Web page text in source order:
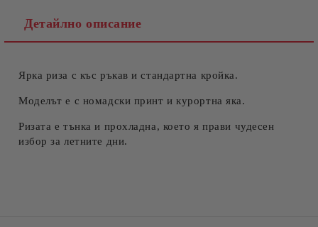
Съгласен съм сПолитиката за лични данни
Ние ще се свържем с вас в рамките на работния ден.
Детайлно описание
Ярка риза с къс ръкав и стандартна кройка.
Моделът е с номадски принт и курортна яка.
Ризата е тънка и прохладна, което я прави чудесен
избор за летните дни.